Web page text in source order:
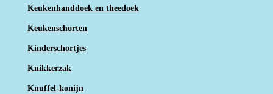
Keukenhanddoek en theedoek
Keukenschorten
Kinderschortjes
Knikkerzak
Knuffel-konijn